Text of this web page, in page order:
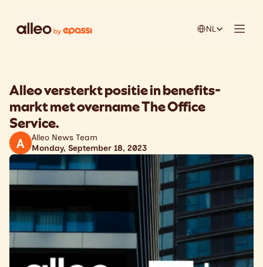
NL
Alleo versterkt positie in benefits-
markt met overname The Office
Service.
A
Alleo News Team
Monday, September 18, 2023